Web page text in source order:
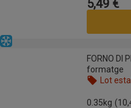
Preu
5,49 €
FORNO DI PIETRA Pizza de
Congelat
FORNO DI
formatge
Lot
0.35kg